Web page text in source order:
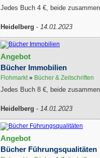
Jedes Buch 4 €, beide
Heidelberg - 14.01.2023
Angebot
Bücher Immobilien
Flohmarkt» Bücher & Zeitschriften
Jedes Buch 8 €, beide
Heidelberg - 14.01.2023
Angebot
Bücher Führungsqualitäten